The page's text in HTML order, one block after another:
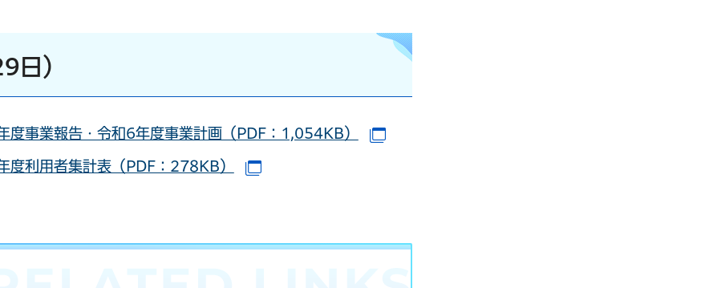
日）
事業報告・令和6年度事業計画（PDF：1,054KB） （別ウインドウで開きます）
度利用者集計表（PDF：278KB） （別ウインドウで開きます）